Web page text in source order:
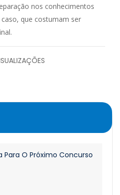
nos conhecimentos
que costumam ser
Para O Próximo Concurso